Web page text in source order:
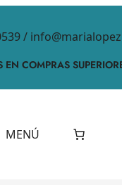
/
EN COMPRAS
MENÚ